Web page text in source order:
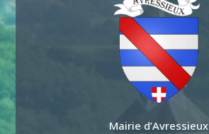
Mairie d’Avressieux